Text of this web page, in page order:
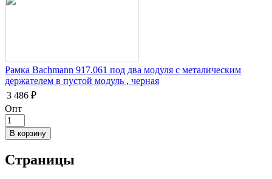
Рамка Bachmann 917.061 под два модуля с металическим
держателем в пустой модуль , черная
3 486 ₽
Опт
Страницы